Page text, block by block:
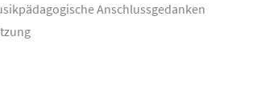
Anschlussgedanken